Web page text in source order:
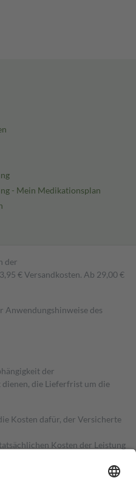
- Mein Medikationsplan
der
€ Versandkosten. Ab 29,00 €
des
der
die Lieferfrist um die
Kosten dafür, der Versicherte
Kosten der Leistung